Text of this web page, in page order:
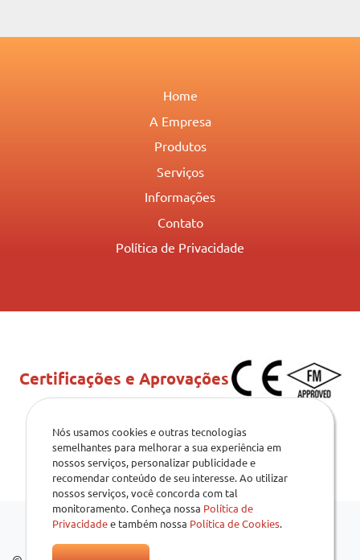
Home
A Empresa
Produtos
Serviços
Informações
Contato
Política de Privacidade
Certificações e Aprovações
Nós usamos cookies e outras tecnologias
semelhantes para melhorar a sua experiência em
nossos serviços, personalizar publicidade e
recomendar conteúdo de seu interesse. Ao utilizar
nossos serviços, você concorda com tal
monitoramento. Conheça nossa Política de
Privacidadee também nossa Política de Cookies.